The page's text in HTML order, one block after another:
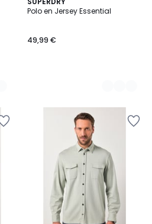
Polo en Jersey Essential
49,99 €
6
Couleurs